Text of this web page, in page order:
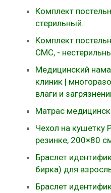
Комплект
стерильный.
Комплект
СМС, -
Медицинский
клиник |
влаги и
Матрас
Чехол на кушетку
резинке, 200×80
Браслет
бирка) для
Браслет